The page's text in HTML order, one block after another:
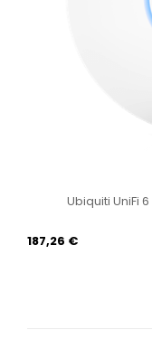
Ubiquiti UniFi
187,26 €